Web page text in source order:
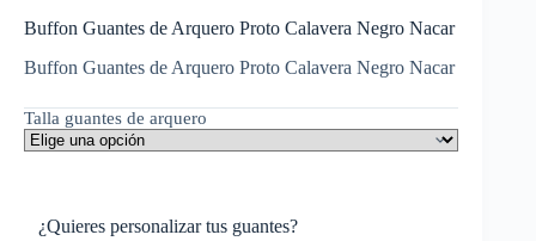
Buffon Guantes de Arquero Proto Calavera Negro Nacar
Buffon Guantes de Arquero Proto Calavera Negro Nacar
Talla guantes de arquero
¿Quieres personalizar tus guantes?